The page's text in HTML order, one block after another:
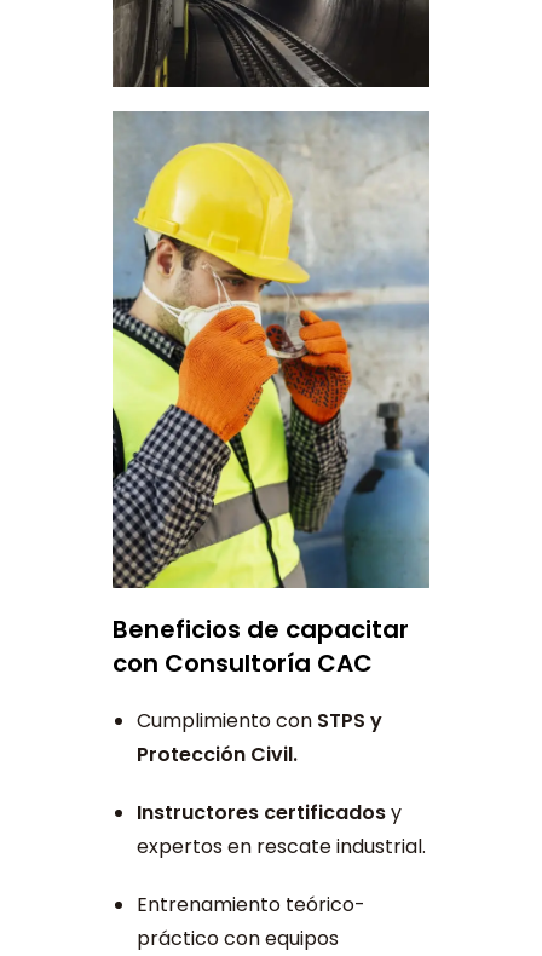
Beneficios de capacitar
con Consultoría CAC
Cumplimiento con STPS y
Protección Civil.
Instructores certificadosy
expertos en rescate industrial.
Entrenamiento teórico-
práctico con equipos